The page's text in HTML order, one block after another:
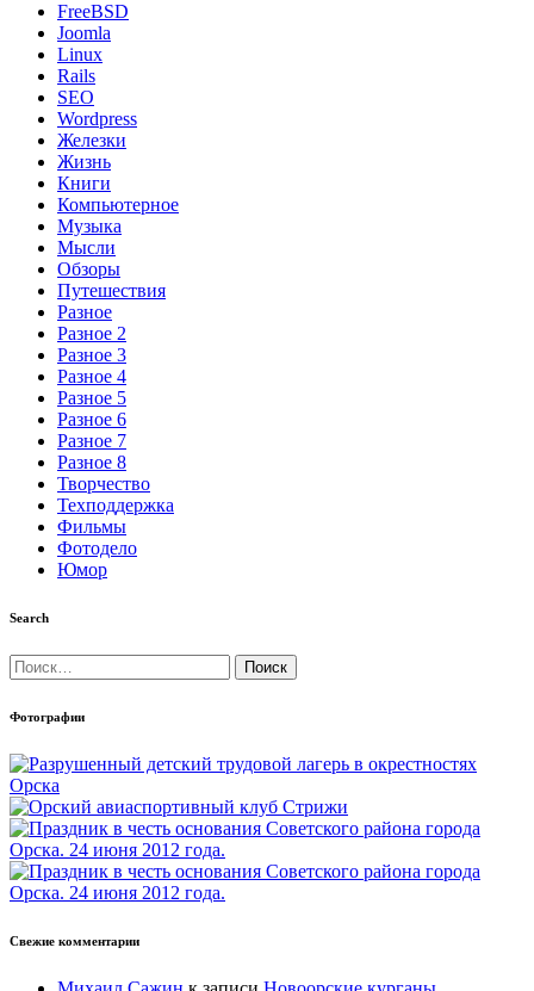
FreeBSD
Joomla
Linux
Rails
SEO
Wordpress
Железки
Жизнь
Книги
Компьютерное
Музыка
Мысли
Обзоры
Путешествия
Разное
Разное 2
Разное 3
Разное 4
Разное 5
Разное 6
Разное 7
Разное 8
Творчество
Техподдержка
Фильмы
Фотодело
Юмор
Search
Найти:
Фотографии
Свежие комментарии